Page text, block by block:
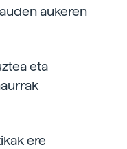
aukeren
eta
ere